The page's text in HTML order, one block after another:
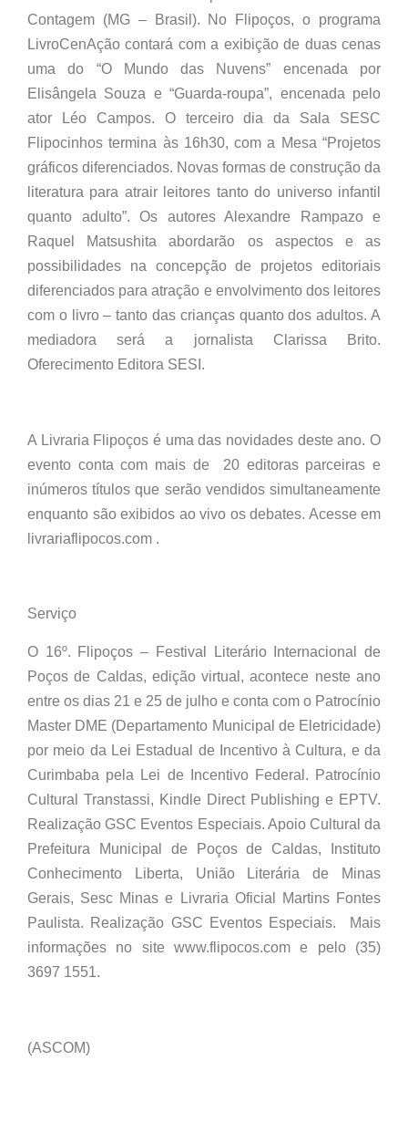
Contagem (MG – Brasil). No Flipoços, o programa
LivroCenAção contará com a exibição de duas cenas
uma do “O Mundo das Nuvens” encenada por
Elisângela Souza e “Guarda-roupa”, encenada pelo
ator Léo Campos. O terceiro dia da Sala SESC
Flipocinhos termina às 16h30, com a Mesa “Projetos
gráficos diferenciados. Novas formas de construção da
literatura para atrair leitores tanto do universo infantil
quanto adulto”. Os autores Alexandre Rampazo e
Raquel Matsushita abordarão os aspectos e as
possibilidades na concepção de projetos editoriais
diferenciados para atração e envolvimento dos leitores
com o livro – tanto das crianças quanto dos adultos. A
mediadora será a jornalista Clarissa Brito.
Oferecimento Editora SESI.
A Livraria Flipoços é uma das novidades deste ano. O
evento conta com mais de 20 editoras parceiras e
inúmeros títulos que serão vendidos simultaneamente
enquanto são exibidos ao vivo os debates. Acesse em
livrariaflipocos.com .
Serviço
O 16º. Flipoços – Festival Literário Internacional de
Poços de Caldas, edição virtual, acontece neste ano
entre os dias 21 e 25 de julho e conta com o Patrocínio
Master DME (Departamento Municipal de Eletricidade)
por meio da Lei Estadual de Incentivo à Cultura, e da
Curimbaba pela Lei de Incentivo Federal. Patrocínio
Cultural Transtassi, Kindle Direct Publishing e EPTV.
Realização GSC Eventos Especiais. Apoio Cultural da
Prefeitura Municipal de Poços de Caldas, Instituto
Conhecimento Liberta, União Literária de Minas
Gerais, Sesc Minas e Livraria Oficial Martins Fontes
Paulista. Realização GSC Eventos Especiais. Mais
informações no site www.flipocos.com e pelo (35)
3697 1551.
(ASCOM)